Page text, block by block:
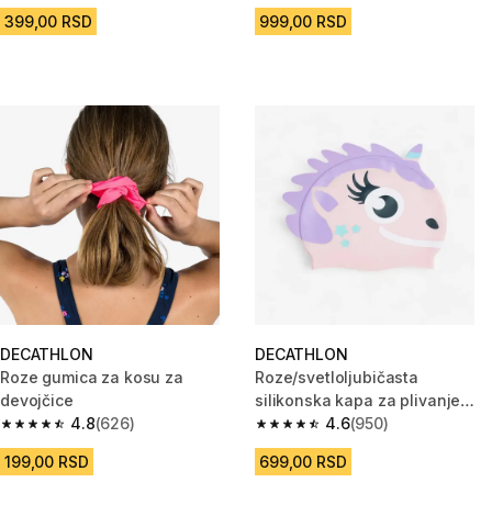
399,00 RSD 999,00 RSD
DECATHLON
Roze gumica za kosu za
devojčice
4.8
4.8 od 5 zvezdica from 626 Recenzije
(626)
199,00 RSD
DECATHLON
Roze/svetloljubičasta
silikonska kapa za plivanje
Form – jedna veličina
4.6
4.6 od 5 zvezdica from 950
(950)
699,00 RSD